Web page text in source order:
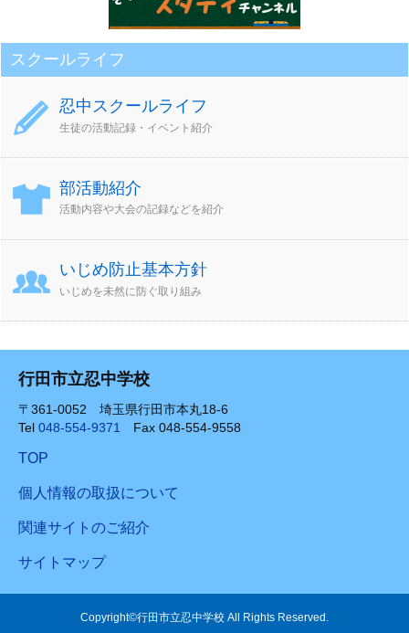
スクールライフ
忍中スクールライフ
生徒の活動記録・イベント紹介
部活動紹介
活動内容や大会の記録などを紹介
いじめ防止基本方針
いじめを未然に防ぐ取り組み
行田市立忍中学校
〒361-0052 埼玉県行田市本丸18-6
Tel 048-554-9371 Fax 048-554-9558
TOP
個人情報の取扱について
関連サイトのご紹介
サイトマップ
Copyright©行田市立忍中学校 All Rights Reserved.